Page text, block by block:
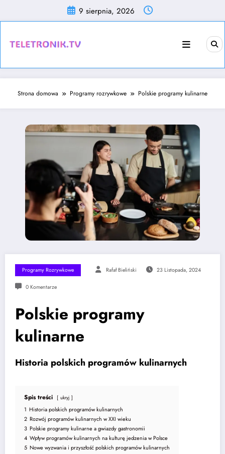
treści
9 sierpnia, 2026
Strona domowa Programy rozrywkowe Polskie programy kulinarne
Programy Rozrywkowe Rafał Bieliński 23 Listopada, 2024
0 Komentarze
Polskie programy
kulinarne
Historia polskich programów kulinarnych
Spis treści ukryj
1 Historia polskich programów kulinarnych
2 Rozwój programów kulinarnych w XXI wieku
3 Polskie programy kulinarne a gwiazdy gastronomii
4 Wpływ programów kulinarnych na kulturę jedzenia w Polsce
5 Nowe wyzwania i przyszłość polskich programów kulinarnych